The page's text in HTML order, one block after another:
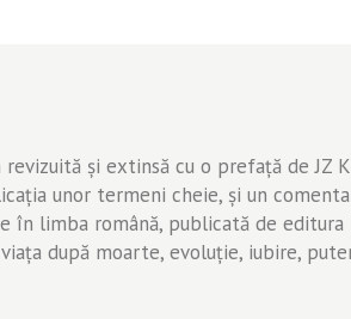
și extinsă cu o prefață de JZ
unor termeni cheie, și un
în limba română, publicată de editura
după moarte, evoluție, iubire,